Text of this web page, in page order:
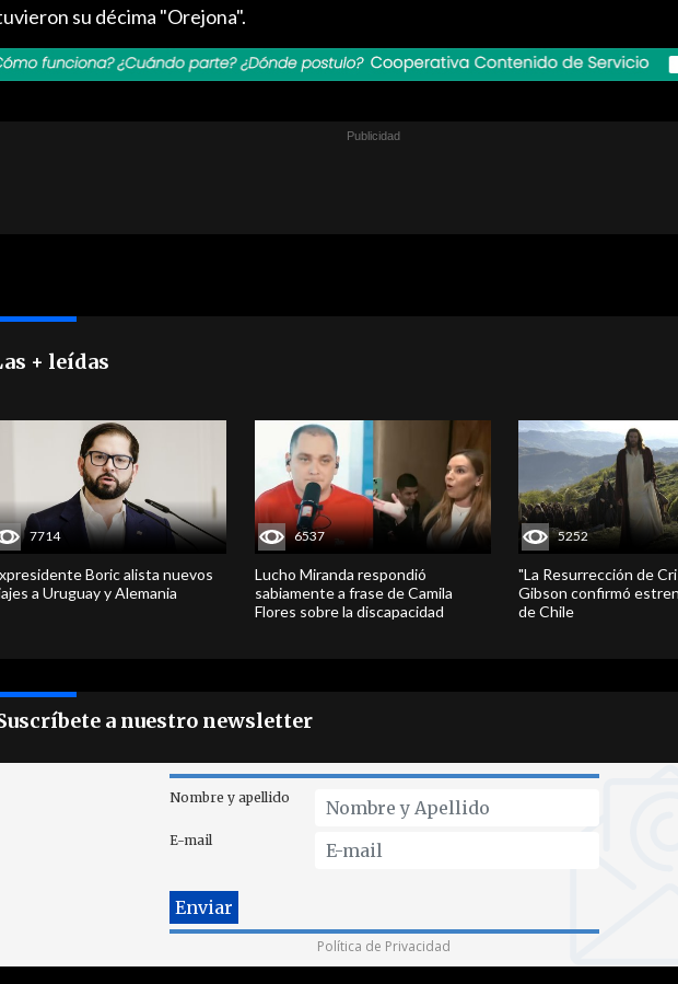
su décima "Orejona".
+ leídas
7714
Boric alista nuevos
a Uruguay y Alemania
6537
Lucho Miranda respondió
sabiamente a frase de Camila
Flores sobre la discapacidad
5252
"La Resurrección de
Gibson confirmó
de Chile
a nuestro newsletter
Nombre y apellido
E-mail
Política de Privacidad